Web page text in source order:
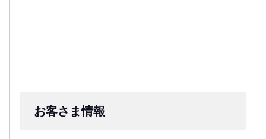
お客さま情報